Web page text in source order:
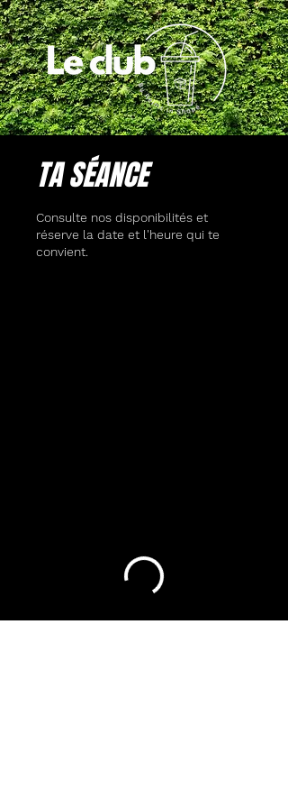
TA SÉANCE
Consulte nos disponibilités et
réserve la date et l'heure qui te
convient.